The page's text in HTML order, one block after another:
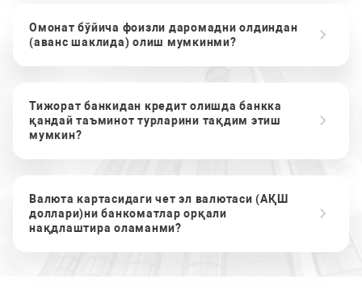
Омонат бўйича фоизли даромадни олдиндан
(аванс шаклида) олиш мумкинми?
Тижорат банкидан кредит олишда банкка
қандай таъминот турларини тақдим этиш
мумкин?
Валюта картасидаги чет эл валютаси (АҚШ
доллари)ни банкоматлар орқали
нақдлаштира оламанми?